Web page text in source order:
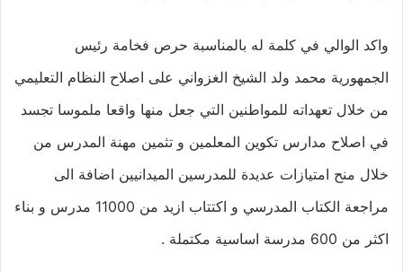
واكد الوالي في كلمة له بالمناسبة حرص فخامة رئيس
الجمهورية محمد ولد الشيخ الغزواني على اصلاح النظام التعليمي
من خلال تعهداته للمواطنين التي جعل منها واقعا ملموسا تجسد
في اصلاح مدارس تكوين المعلمين و تثمين مهنة المدرس من
خلال منح امتيازات عديدة للمدرسين الميدانيين اضافة الى
مراجعة الكتاب المدرسي و اكتتاب ازيد من 11000 مدرس و بناء
اكثر من 600 مدرسة اساسية مكتملة .